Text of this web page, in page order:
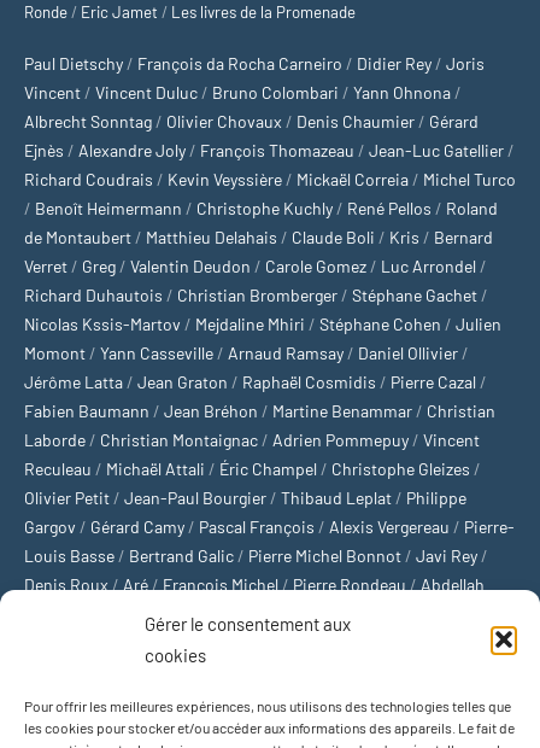
Gérer le consentement aux
cookies
Pour offrir les meilleures expériences, nous utilisons des technologies telles que
les cookies pour stocker et/ou accéder aux informations des appareils. Le fait de
Ronde / Eric Jamet / Les livres de la Promenade
Paul Dietschy / François da Rocha Carneiro / Didier Rey / Joris
Vincent / Vincent Duluc / Bruno Colombari / Yann Ohnona /
Albrecht Sonntag / Olivier Chovaux / Denis Chaumier / Gérard
Ejnès / Alexandre Joly / François Thomazeau / Jean-Luc Gatellier /
Richard Coudrais / Kevin Veyssière / Mickaël Correia / Michel Turco
/ Benoît Heimermann / Christophe Kuchly / René Pellos / Roland
de Montaubert / Matthieu Delahais / Claude Boli / Kris / Bernard
Verret / Greg / Valentin Deudon / Carole Gomez / Luc Arrondel /
Richard Duhautois / Christian Bromberger / Stéphane Gachet /
Nicolas Kssis-Martov / Mejdaline Mhiri / Stéphane Cohen / Julien
Momont / Yann Casseville / Arnaud Ramsay / Daniel Ollivier /
Jérôme Latta / Jean Graton / Raphaël Cosmidis / Pierre Cazal /
Fabien Baumann / Jean Bréhon / Martine Benammar / Christian
Laborde / Christian Montaignac / Adrien Pommepuy / Vincent
Reculeau / Michaël Attali / Éric Champel / Christophe Gleizes /
Olivier Petit / Jean-Paul Bourgier / Thibaud Leplat / Philippe
Gargov / Gérard Camy / Pascal François / Alexis Vergereau / Pierre-
Louis Basse / Bertrand Galic / Pierre Michel Bonnot / Javi Rey /
Denis Roux / Aré / François Michel / Pierre Rondeau / Abdellah
Michaël Delépine
Football/ Cyclisme/Tous les sports/Jeux olympiques/Rugby/